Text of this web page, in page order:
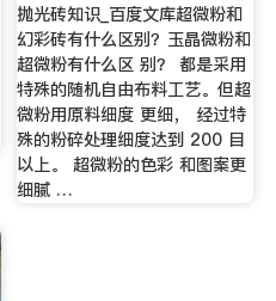
抛光砖知识_百度文库超微粉和
幻彩砖有什么区别？玉晶微粉和
超微粉有什么区 别？ 都是采用
特殊的随机自由布料工艺。但超
微粉用原料细度 更细， 经过特
殊的粉碎处理细度达到 200 目
以上。 超微粉的色彩 和图案更
细腻 …